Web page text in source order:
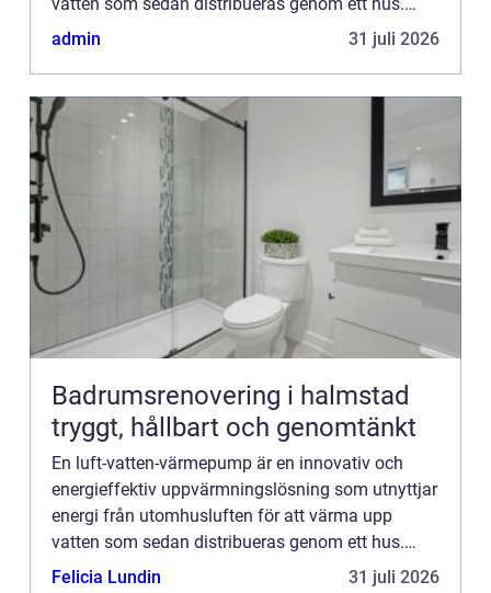
Denna teknologi blir alltmer po...
admin 31 juli 2026
Badrumsrenovering i halmstad
tryggt, hållbart och genomtänkt
En luft-vatten-värmepump är en innovativ och
energieffektiv uppvärmningslösning som utnyttjar
energi från utomhusluften för att värma upp
vatten som sedan distribueras genom ett hus.
Denna teknologi blir alltmer po...
Felicia Lundin 31 juli 2026